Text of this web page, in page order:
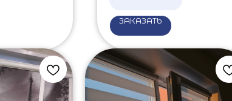
ЗАКАЗАТЬ